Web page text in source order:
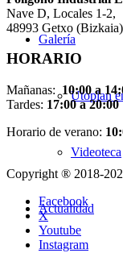
Galería
Utopian
Videoteca
Actualidad
Nave D, Locales 1-2,
48993 Getxo (Bizkaia)
HORARIO
Mañanas: 10:00 a
Tardes: 17:00 a 20:00
Horario de verano:
Copyright ® 2018-
Facebook
X
Youtube
Instagram